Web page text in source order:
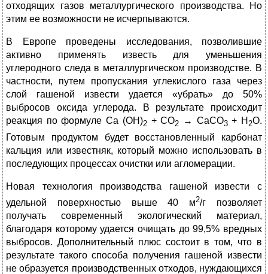
отходящих газов металлургического производства. Но
этим ее возможности не исчерпываются.
В Европе проведены исследования, позволившие
активно применять известь для уменьшения
углеродного следа в металлургическом производстве. В
частности, путем пропускания углекислого газа через
слой гашеной извести удается «убрать» до 50%
выбросов оксида углерода. В результате происходит
реакция по формуле Ca (OH)2 + CO2 → CaCO3+ H 2O.
Готовым продуктом будет восстановленный карбонат
кальция или известняк, который можно использовать в
последующих процессах очистки или агломерации.
Новая технология производства гашеной извести с
удельной поверхностью выше 40 м2/г позволяет
получать современный экологический материал,
благодаря которому удается очищать до 99,5% вредных
выбросов. Дополнительный плюс состоит в том, что в
результате такого способа получения гашеной извести
не образуется производственных отходов, нуждающихся